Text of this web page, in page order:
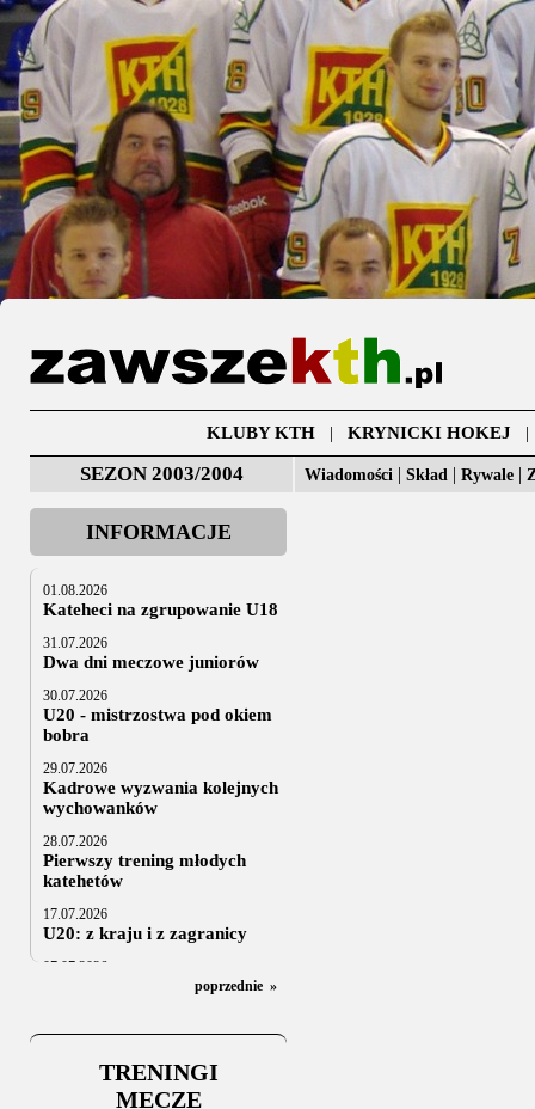
KLUBY KTH| KRYNICKI HOKEJ
SEZON 2003/2004 Wiadomości | Skład | Rywale |
INFORMACJE
01.08.2026
Kateheci na zgrupowanie U18
31.07.2026
Dwa dni meczowe juniorów
30.07.2026
U20 - mistrzostwa pod okiem
bobra
29.07.2026
Kadrowe wyzwania kolejnych
wychowanków
28.07.2026
Pierwszy trening młodych
katehetów
17.07.2026
U20: z kraju i z zagranicy
07.07.2026
Za trzy tygodnie na lód
Stowarzyszenie po Walnym
poprzednie »
TRENINGI
MECZE